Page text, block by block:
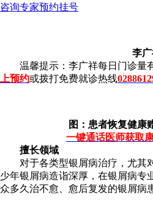
咨询专家预约挂号
李广
温馨提示：李广祥每日门诊量
上预约或拨打免费就诊热线
图：患者恢复健康
一键通话医师获取
擅长领域
对于各类型银屑病治疗，尤其
少年银屑病造诣深厚，在银屑病专
众多久治不愈、愈后复发的银屑病